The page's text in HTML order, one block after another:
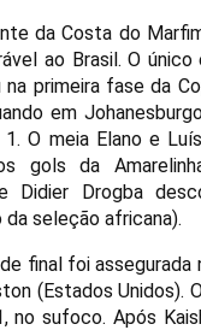
da Costa do
ao Brasil. O
primeira fase da
em
O meia Elano e
gols da
Didier Drogba
seleção africana).
final foi assegurada
(Estados Unidos).
no sufoco. Após